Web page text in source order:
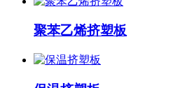
聚苯乙烯挤塑板